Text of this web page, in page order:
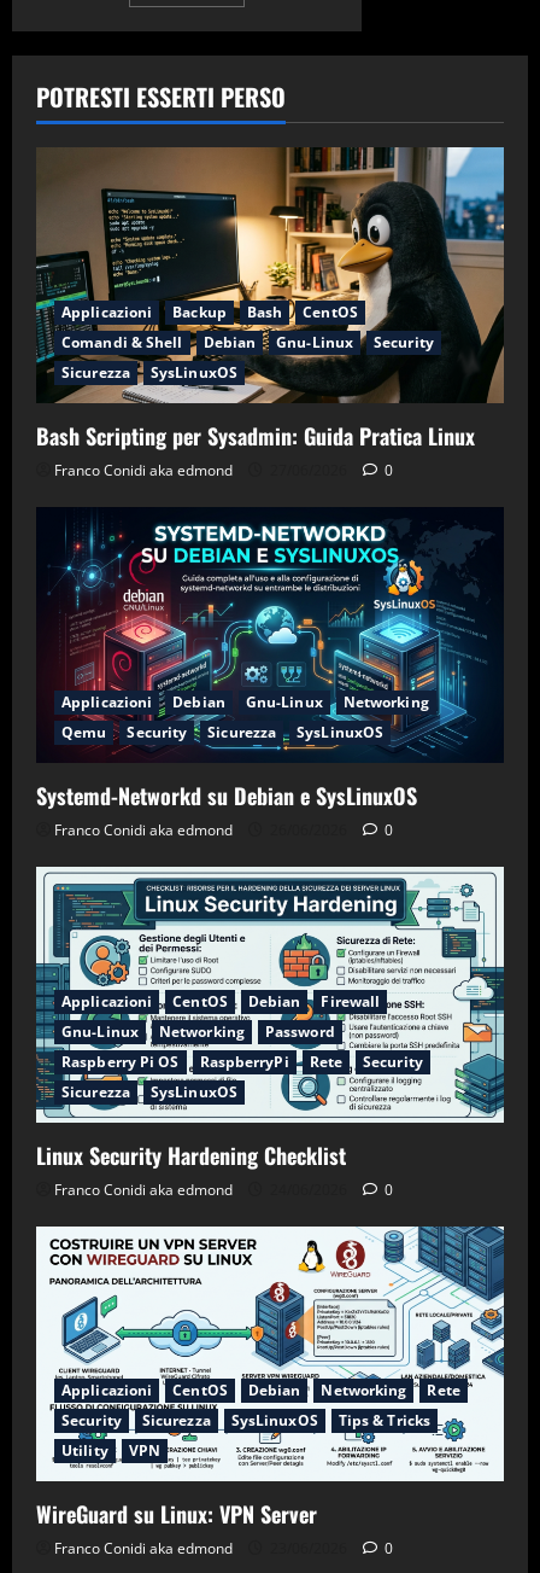
articoli
POTRESTI ESSERTI PERSO
Applicazioni Backup Bash
CentOS
Comandi & Shell
Debian Gnu-Linux
Security
Sicurezza
SysLinuxOS
Bash Scripting per Sysadmin: Guida Pratica Linux
Franco Conidi aka edmond 0
Applicazioni Debian Gnu-Linux
Networking
Qemu
Security Sicurezza SysLinuxOS
Systemd-Networkd su Debian e SysLinuxOS
Franco Conidi aka edmond 0
Applicazioni CentOS Debian
Firewall
Gnu-Linux
Networking
Password
Raspberry Pi OS
RaspberryPi Rete
Security
Sicurezza
SysLinuxOS
Linux Security Hardening Checklist
Franco Conidi aka edmond 0
Applicazioni CentOS Debian Networking
Rete
Security
Sicurezza SysLinuxOS
Tips & Tricks
Utility
VPN
WireGuard su Linux: VPN Server
Franco Conidi aka edmond 0